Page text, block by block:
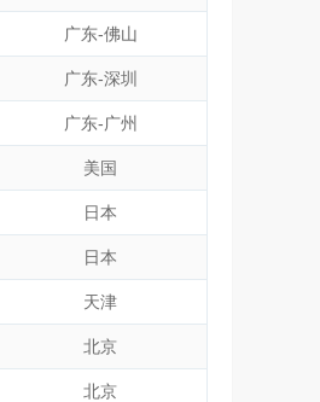
广东-佛山
广东-深圳
广东-广州
美国
日本
日本
天津
北京
北京